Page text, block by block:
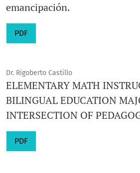
emancipación.
PDF
Dr. Rigoberto Castillo
ELEMENTARY MATH
BILINGUAL EDUCATION
INTERSECTION OF
PDF